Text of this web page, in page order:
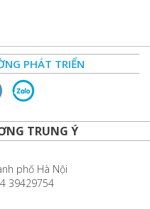
PHÁT TRIỂN
TRUNG Ý
phố Hà Nội
39429754